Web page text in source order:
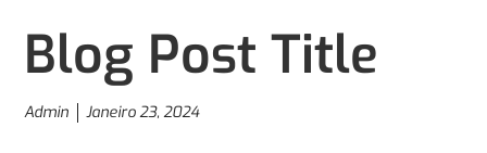
Blog Post Title
Admin Janeiro 23, 2024